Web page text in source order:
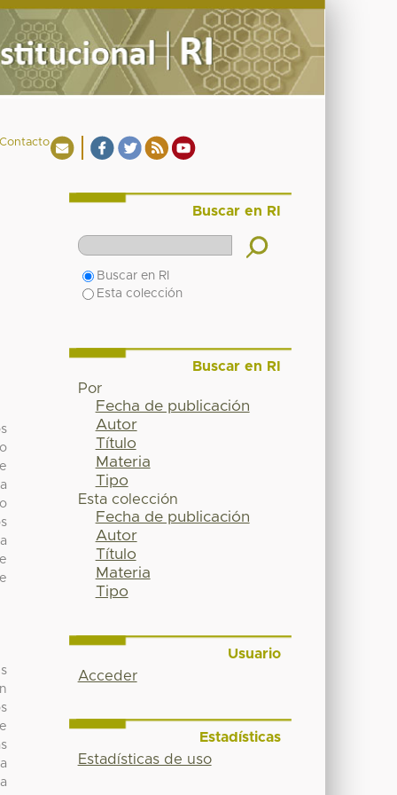
Contacto
Buscar en RI
Buscar en RI
Esta colección
Buscar en RI
Por
Fecha de publicación
Autor
Título
Materia
Tipo
Esta colección
Fecha de publicación
Autor
Título
Materia
Tipo
Usuario
Acceder
Estadísticas
Estadísticas de uso